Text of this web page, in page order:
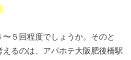
５回程度でしょうか。そのと
るのは、アパホテ大阪肥後橋駅